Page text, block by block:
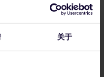
关于
可到达，需提前预订。